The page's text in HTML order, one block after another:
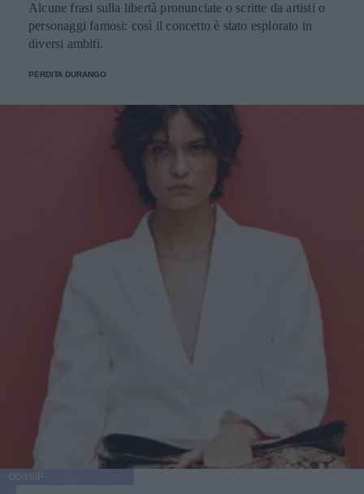
Alcune frasi sulla libertà pronunciate o scritte da artisti o
personaggi famosi: così il concetto è stato esplorato in
diversi ambiti.
PERDITA DURANGO